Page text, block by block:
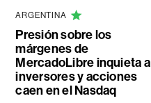
ARGENTINA
Presión sobre los
márgenes de
MercadoLibre inquieta a
inversores y acciones
caen en el Nasdaq